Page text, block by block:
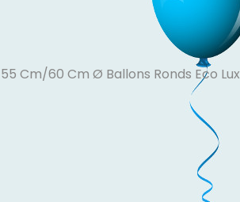
55 Cm/60 Cm Ø Ballons Ronds Eco Lux